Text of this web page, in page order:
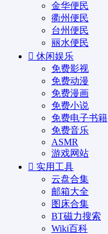
金华便民
衢州便民
台州便民
丽水便民
休闲娱乐
免费影视
免费动漫
免费漫画
免费小说
免费电子书籍
免费音乐
ASMR
游戏网站
实用工具
云盘合集
邮箱大全
图床合集
BT磁力搜索
Wiki百科